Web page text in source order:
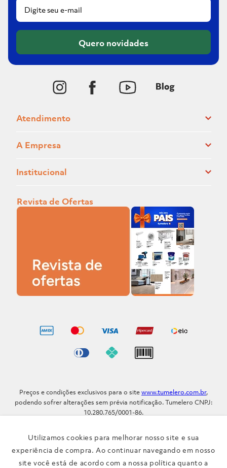
Utilizamos cookies para melhorar nosso site e sua
experiência de compra. Ao continuar navegando em nosso
site você está de acordo com a nossa política quanto a
Quero novidades
Atendimento
A Empresa
Institucional
Revista de Ofertas
Preços e condições exclusivos para o sitewww.tumelero.com.br,
podendo sofrer alterações sem prévia notificação. Tumelero CNPJ:
10.280.765/0001-86.
91.110-001
Telefone: (51) 3371-9290